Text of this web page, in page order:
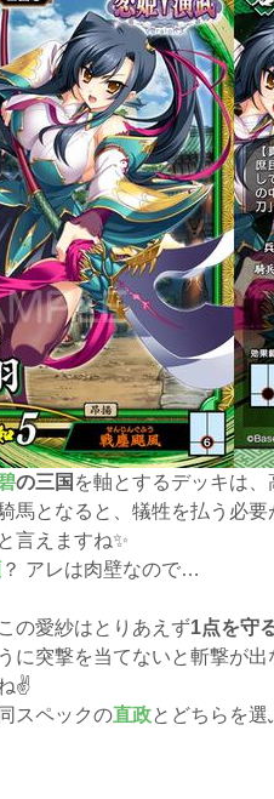
の三国 を軸とするデッキは
馬となると、犠牲を払う必要
言えますね✨
？ アレは肉壁なので…
の愛紗はとりあえず1点を守
に突撃を当てないと斬撃が
✌️
スペックの直政とどちらを